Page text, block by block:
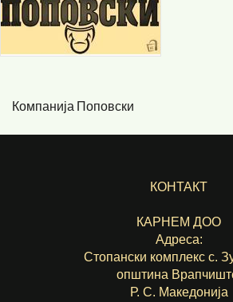
Компанија Поповски
КОНТАКТ
КАРНЕМ ДОО
Адреса:
Стопански комплекс с.
општина
Р. С. Македонија